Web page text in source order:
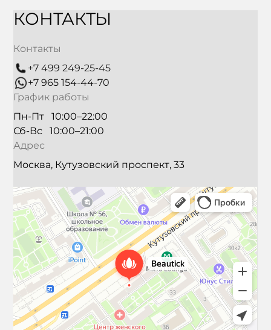
КОНТАКТЫ
Контакты
+7 499 249-25-45
+7 965 154-44-70
График работы
Пн-Пт   10:00–22:00
Сб-Вс   10:00–21:00
Адрес
Москва, Кутузовский проспект, 33
Beautick
Салон красоты в Москве
Косметология в Москве